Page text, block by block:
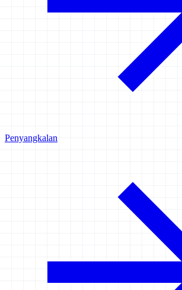
Penyangkalan